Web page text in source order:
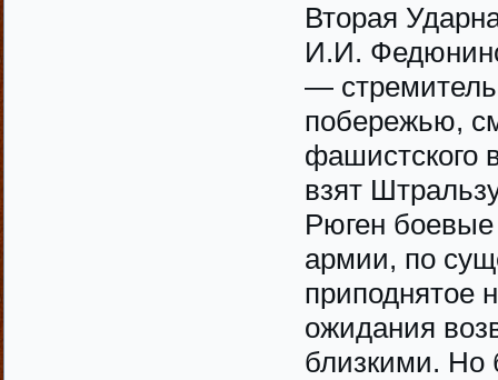
Вторая
И.И.
—
побережью,
фашистского
взят
Рюген
армии, по
приподнятое
ожидания
близкими. Но